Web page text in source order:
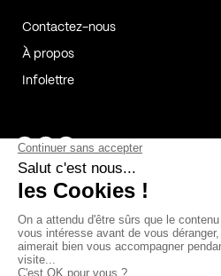
Contactez-nous
À propos
Infolettre
Page Facebook de Kollectif
Page Instagram de Kollectif
Page Linkedin de